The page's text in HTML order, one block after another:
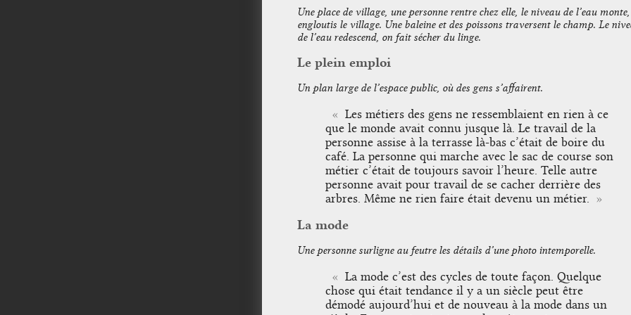
Une place de village, une personne rentre chez elle, le niveau de l’eau monte,
engloutis le village. Une baleine et des poissons traversent le champ. Le
de l’eau redescend, on fait sécher du linge.
Le plein emploi
Un plan large de l’espace public, où des gens s’affairent.
Les métiers des gens ne ressemblaient en rien à ce
que le monde avait connu jusque là. Le travail de la
personne assise à la terrasse là-bas c’était de boire du
café. La personne qui marche avec le sac de course son
métier c’était de toujours savoir l’heure. Telle autre
personne avait pour travail de se cacher derrière des
arbres. Même ne rien faire était devenu un métier.
La mode
Une personne surligne au feutre les détails d’une photo intemporelle.
La mode c’est des cycles de toute façon. Quelque
chose qui était tendance il y a un siècle peut être
démodé aujourd’hui et de nouveau à la mode dans un